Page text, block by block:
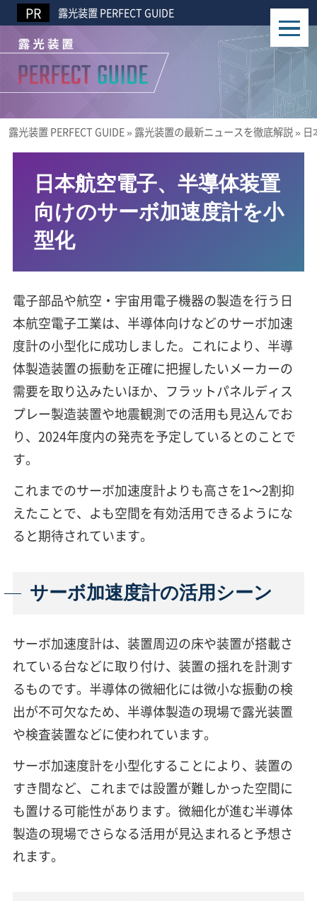
露光装置 PERFECT GUIDE
露光装置 PERFECT GUIDE» 露光装置の最新ニュースを徹底解説» 日
日本航空電子、半導体装置
向けのサーボ加速度計を小
型化
電子部品や航空・宇宙用電子機器の製造を行う日
本航空電子工業は、半導体向けなどのサーボ加速
度計の小型化に成功しました。これにより、半導
体製造装置の振動を正確に把握したいメーカーの
需要を取り込みたいほか、フラットパネルディス
プレー製造装置や地震観測での活用も見込んでお
り、2024年度内の発売を予定しているとのことで
す。
これまでのサーボ加速度計よりも高さを1～2割抑
えたことで、よも空間を有効活用できるようにな
ると期待されています。
サーボ加速度計の活用シーン
サーボ加速度計は、装置周辺の床や装置が搭載さ
れている台などに取り付け、装置の揺れを計測す
るものです。半導体の微細化には微小な振動の検
出が不可欠なため、半導体製造の現場で露光装置
や検査装置などに使われています。
サーボ加速度計を小型化することにより、装置の
すき間など、これまでは設置が難しかった空間に
も置ける可能性があります。微細化が進む半導体
製造の現場でさらなる活用が見込まれると予想さ
れます。